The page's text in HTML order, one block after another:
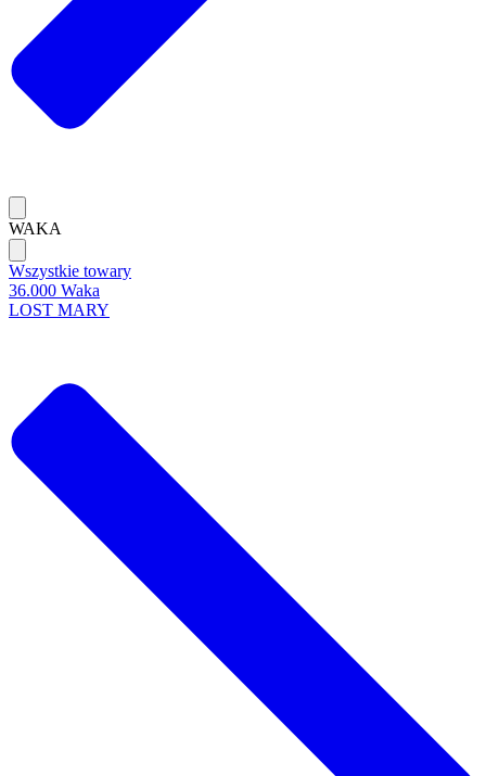
WAKA
Wszystkie towary
36.000 Waka
LOST MARY